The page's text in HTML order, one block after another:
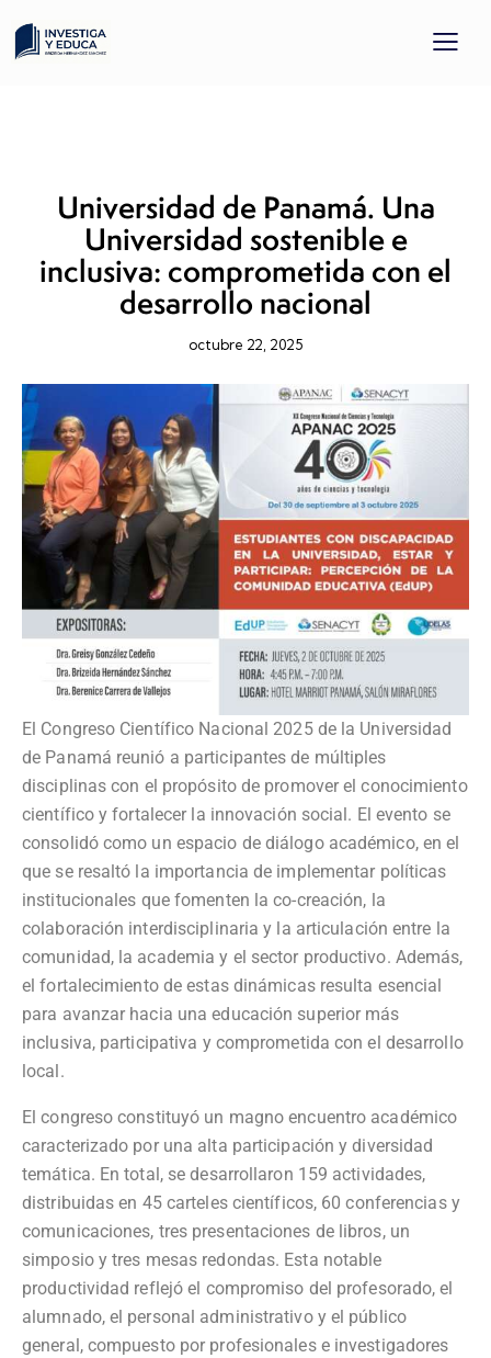
Universidad de Panamá. Una
Universidad sostenible e
inclusiva: comprometida con el
desarrollo nacional
octubre 22, 2025
El Congreso Científico Nacional 2025 de la Universidad
de Panamá reunió a participantes de múltiples
disciplinas con el propósito de promover el conocimiento
científico y fortalecer la innovación social. El evento se
consolidó como un espacio de diálogo académico, en el
que se resaltó la importancia de implementar políticas
institucionales que fomenten la co-creación, la
colaboración interdisciplinaria y la articulación entre la
comunidad, la academia y el sector productivo. Además,
el fortalecimiento de estas dinámicas resulta esencial
para avanzar hacia una educación superior más
inclusiva, participativa y comprometida con el desarrollo
local.
El congreso constituyó un magno encuentro académico
caracterizado por una alta participación y diversidad
temática. En total, se desarrollaron 159 actividades,
distribuidas en 45 carteles científicos, 60 conferencias y
comunicaciones, tres presentaciones de libros, un
simposio y tres mesas redondas. Esta notable
productividad reflejó el compromiso del profesorado, el
alumnado, el personal administrativo y el público
general, compuesto por profesionales e investigadores